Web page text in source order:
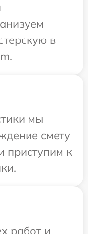
в
мы
смету
приступим к
работ и